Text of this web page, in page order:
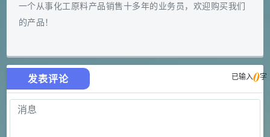
一个从事化工原料产品销售十多年的业务员，欢迎购买我们
的产品！
发表评论 已输入0字